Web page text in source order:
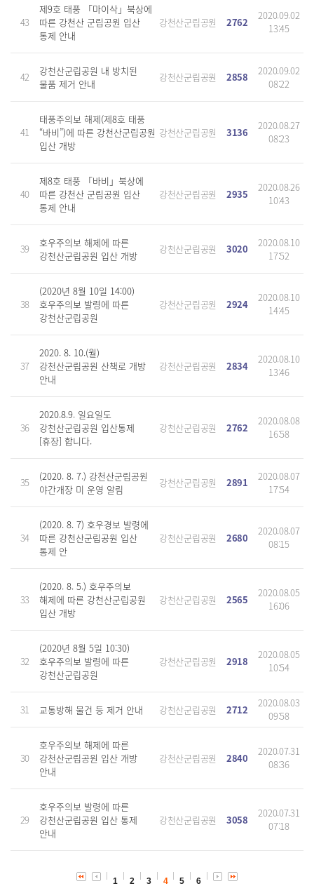
43
제9호 태풍 「마이삭」북상에
따른 강천산 군립공원 입산
통제 안내
강천산군립공원 2762
2020.09.02
13:45
42
강천산군립공원 내 방치된
물품 제거 안내
강천산군립공원 2858
2020.09.02
08:22
41
태풍주의보 해제(제8호 태풍
“바비”)에 따른 강천산군립공원
입산 개방
강천산군립공원 3136
2020.08.27
08:23
40
제8호 태풍 「바비」북상에
따른 강천산 군립공원 입산
통제 안내
강천산군립공원 2935
2020.08.26
10:43
39
호우주의보 해제에 따른
강천산군립공원 입산 개방
강천산군립공원 3020
2020.08.10
17:52
38
(2020년 8월 10일 14:00)
호우주의보 발령에 따른
강천산군립공원
강천산군립공원 2924
2020.08.10
14:45
37
2020. 8. 10.(월)
강천산군립공원 산책로 개방
안내
강천산군립공원 2834
2020.08.10
13:46
36
2020.8.9. 일요일도
강천산군립공원 입산통제
[휴장] 합니다.
강천산군립공원 2762
2020.08.08
16:58
35
(2020. 8. 7.) 강천산군립공원
야간개장 미 운영 알림
강천산군립공원 2891
2020.08.07
17:54
34
(2020. 8. 7) 호우경보 발령에
따른 강천산군립공원 입산
통제 안
강천산군립공원 2680
2020.08.07
08:15
33
(2020. 8. 5.) 호우주의보
해제에 따른 강천산군립공원
입산 개방
강천산군립공원 2565
2020.08.05
16:06
32
(2020년 8월 5일 10:30)
호우주의보 발령에 따른
강천산군립공원
강천산군립공원 2918
2020.08.05
10:54
31 교통방해 물건 등 제거 안내 강천산군립공원 2712
2020.08.03
09:58
30
호우주의보 해제에 따른
강천산군립공원 입산 개방
안내
강천산군립공원 2840
2020.07.31
08:36
29
호우주의보 발령에 따른
강천산군립공원 입산 통제
안내
강천산군립공원 3058
2020.07.31
07:18
1 2 3 4 5 6